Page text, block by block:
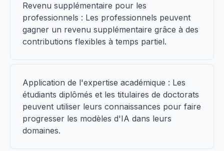
Revenu supplémentaire pour les
professionnels : Les professionnels peuvent
gagner un revenu supplémentaire grâce à des
contributions flexibles à temps partiel.
Application de l'expertise académique : Les
étudiants diplômés et les titulaires de doctorats
peuvent utiliser leurs connaissances pour faire
progresser les modèles d'IA dans leurs
domaines.